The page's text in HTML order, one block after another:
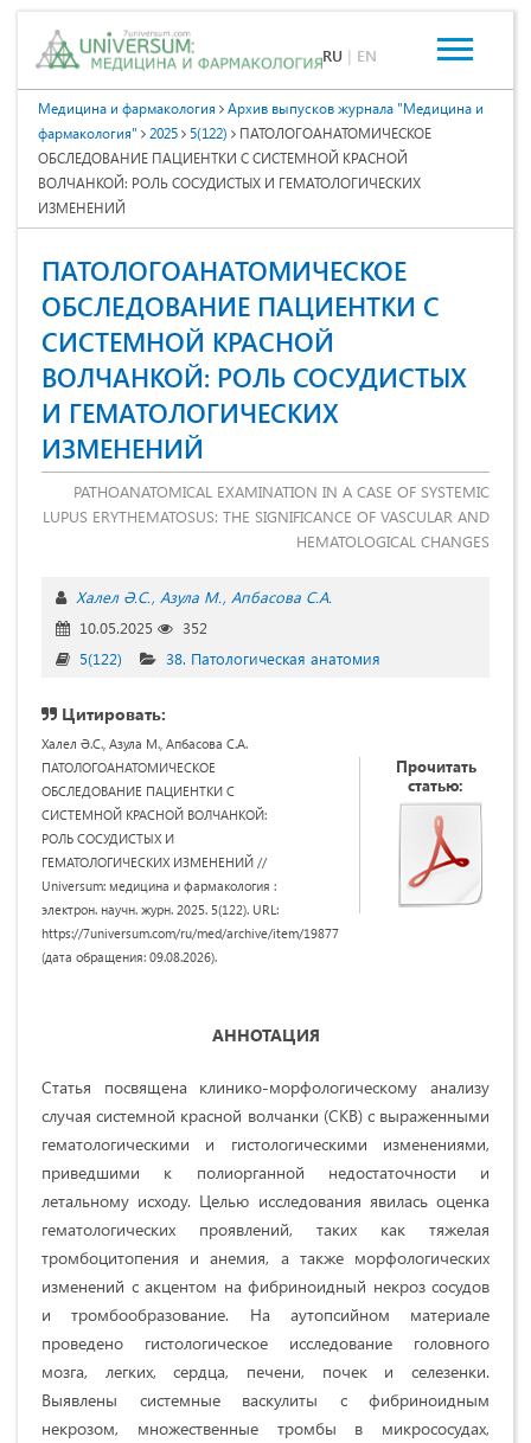
RU | EN
Медицина и фармакология
Архив выпусков журнала "Медицина и
фармакология"
2025 5(122)
ПАТОЛОГОАНАТОМИЧЕСКОЕ
ОБСЛЕДОВАНИЕ ПАЦИЕНТКИ С СИСТЕМНОЙ КРАСНОЙ
ВОЛЧАНКОЙ: РОЛЬ СОСУДИСТЫХ И ГЕМАТОЛОГИЧЕСКИХ
ИЗМЕНЕНИЙ
ПАТОЛОГОАНАТОМИЧЕСКОЕ
ОБСЛЕДОВАНИЕ ПАЦИЕНТКИ С
СИСТЕМНОЙ КРАСНОЙ
ВОЛЧАНКОЙ: РОЛЬ СОСУДИСТЫХ
И ГЕМАТОЛОГИЧЕСКИХ
ИЗМЕНЕНИЙ
PATHOANATOMICAL EXAMINATION IN A CASE OF SYSTEMIC
LUPUS ERYTHEMATOSUS: THE SIGNIFICANCE OF VASCULAR AND
HEMATOLOGICAL CHANGES
Халел Ә.С. Азула М. Апбасова С.А.
10.05.2025
352
5(122)
38. Патологическая анатомия
Цитировать:
Халел Ә.С., Азула М., Апбасова С.А.
ПАТОЛОГОАНАТОМИЧЕСКОЕ
ОБСЛЕДОВАНИЕ ПАЦИЕНТКИ С
СИСТЕМНОЙ КРАСНОЙ ВОЛЧАНКОЙ:
РОЛЬ СОСУДИСТЫХ И
ГЕМАТОЛОГИЧЕСКИХ ИЗМЕНЕНИЙ //
Universum: медицина и фармакология :
электрон. научн. журн. 2025. 5(122). URL:
https://7universum.com/ru/med/archive/item/19877
(дата обращения: 09.08.2026).
Прочитать
статью:
АННОТАЦИЯ
Статья посвящена клинико-морфологическому анализу
случая системной красной волчанки (СКВ) с выраженными
гематологическими и гистологическими изменениями,
приведшими к полиорганной недостаточности и
летальному исходу. Целью исследования явилась оценка
гематологических проявлений, таких как тяжелая
тромбоцитопения и анемия, а также морфологических
изменений с акцентом на фибриноидный некроз сосудов
и тромбообразование. На аутопсийном материале
проведено гистологическое исследование головного
мозга, легких, сердца, печени, почек и селезенки.
Выявлены системные васкулиты с фибриноидным
некрозом, множественные тромбы в микрососудах,